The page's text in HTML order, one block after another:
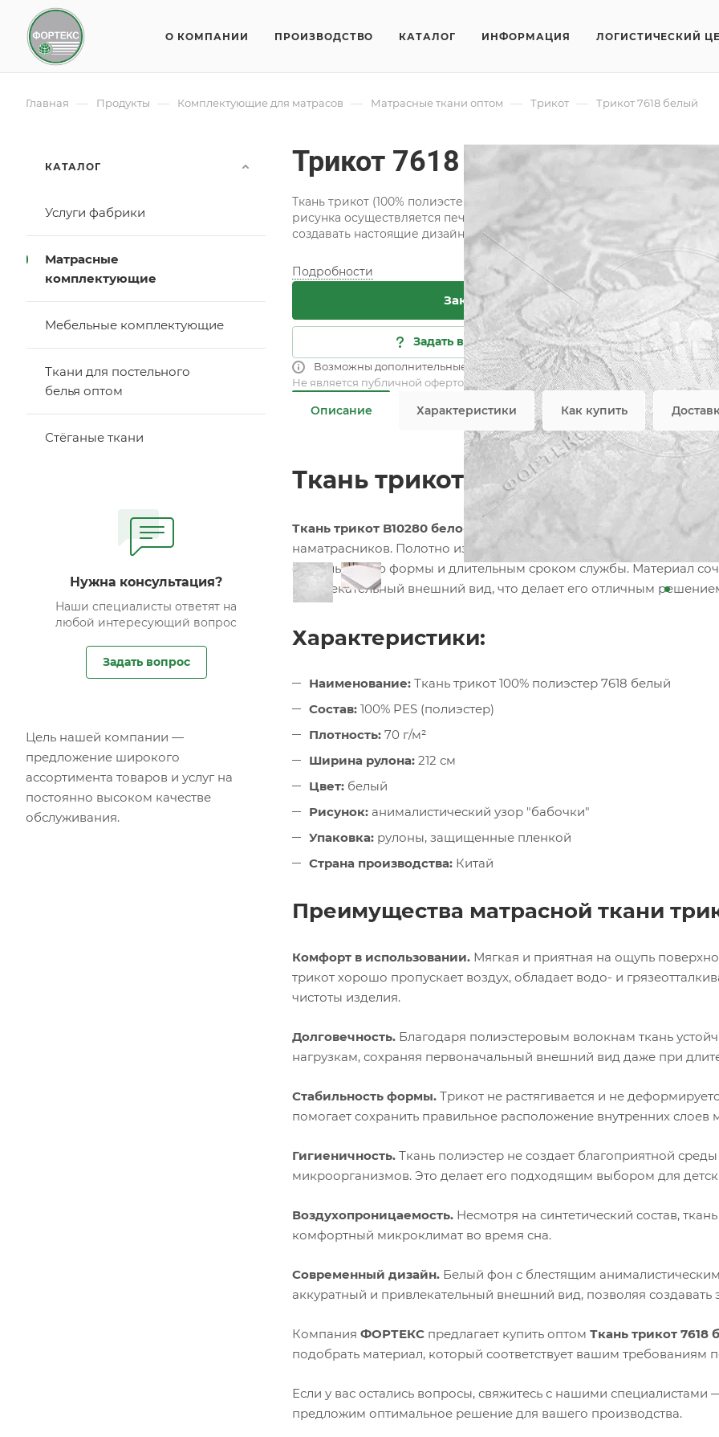
О КОМПАНИИ ПРОИЗВОДСТВО КАТАЛОГ ИНФОРМАЦИЯ ЛОГИСТИЧЕСКИЙ
Главная — Продукты — Комплектующие для матрасов — Матрасные ткани оптом — Трикот — Трикот 7618 белый
Трикот 7618 белый
Ткань трикот (100% полиэстер) - эластичное плотное полотно,
рисунка осуществляется печатью. Окрашивание синтетических
создавать настоящие дизайнерские шедевры: имитации жаккарда,
Подробности
Заказать
Задать вопрос
Возможны дополнительные опции
Не является публичной офертой
Все
Описание Характеристики Как купить
Ткань трикот 7618 белый
Ткань трикот B10280 бело-зеленый
— современный материал
наматрасников. Полотно изготовлено из
100% полиэстера
,
стабильностью формы и длительным сроком службы. Материал
привлекательный внешний вид, что делает его отличным
Характеристики:
Наименование: Ткань трикот 100% полиэстер 7618 белый
Состав: 100% PES (полиэстер)
Плотность: 70 г/м²
Ширина рулона: 212 см
Цвет: белый
Рисунок: анималистический узор "бабочки"
Упаковка: рулоны, защищенные пленкой
Страна производства: Китай
Преимущества матрасной ткани
Комфорт в использовании. Мягкая и приятная на ощупь
трикот хорошо пропускает воздух, обладает водо- и
чистоты изделия.
Долговечность. Благодаря полиэстеровым волокнам ткань
нагрузкам, сохраняя первоначальный внешний вид даже при
Стабильность формы. Трикот не растягивается и не
помогает сохранить правильное расположение внутренних слоев
Гигиеничность. Ткань полиэстер не создает благоприятной
микроорганизмов. Это делает его подходящим выбором для
Воздухопроницаемость. Несмотря на синтетический состав,
комфортный микроклимат во время сна.
Современный дизайн. Белый фон с блестящим
аккуратный и привлекательный внешний вид, позволяя
Компания ФОРТЕКС предлагает купить оптом Ткань трикот 7618
подобрать материал, который соответствует вашим требованиям
Если у вас остались вопросы, свяжитесь с нашими
предложим оптимальное решение для вашего производства.
КАТАЛОГ
Услуги фабрики
Матрасные
комплектующие
Мебельные комплектующие
Ткани для постельного
белья оптом
Стёганые ткани
Нужна консультация?
Наши специалисты ответят на
любой интересующий вопрос
Задать вопрос
Цель нашей компании —
предложение широкого
ассортимента товаров и услуг на
постоянно высоком качестве
обслуживания.